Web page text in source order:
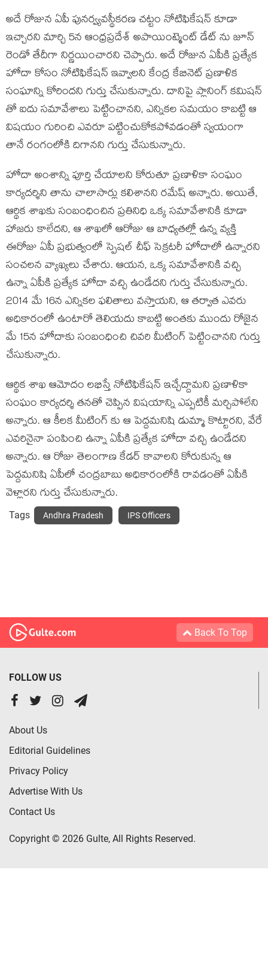
అదే రోజున ఏపీ పునర్వ్యవస్థీకరణ చట్టం నోటిఫికేషన్ కూడా
ఇచ్చారని మార్చి 5న ఆంధ్రప్రదేశ్ అపాయింట్మెంట్ డేట్ ను జూన్
రెండో తేదీగా నిర్ణయించారని చెప్పారు. అదే రోజున ఏపీకి ప్రత్యేక
హోదా కోసం నోటిఫికేషన్ ఇవ్వాలని కేంద్ర కేబినెట్ ప్రణాళిక
సంఘాన్ని కోరిందని గుర్తు చేసుకున్నారు. దానిపై ప్లానింగ్ కమిషన్
తో ఐదు సమావేశాలు పెట్టించానని, ఎన్నికల సమయం కాబట్టి ఆ
విషయం గురించి ఎవరూ పట్టించుకోకపోవడంతో స్వయంగా
తానే రంగంలోకి దిగానని గుర్తు చేసుకున్నారు.
హోదా అంశాన్ని పూర్తి చేయాలని కోరుతూ ప్రణాళికా సంఘం
కార్యదర్శిని తాను చాలాసార్లు కలిశానని రమేష్ అన్నారు. అయితే,
ఆర్థిక శాఖకు సంబంధించిన ప్రతినిధి ఒక్క సమావేశానికి కూడా
హాజరు కాలేదని, ఆ శాఖలో ఆరోజు ఆ బాధ్యతల్లో ఉన్న వ్యక్తి
ఈరోజు ఏపీ ప్రభుత్వంలో స్పెషల్ చీఫ్ సెక్రటరీ హోదాలో ఉన్నారని
సంచలన వ్యాఖ్యలు చేశారు. ఆయన, ఒక్క సమావేశానికి వచ్చి
ఉన్నా ఏపీకి ప్రత్యేక హోదా వచ్చి ఉండేదని గుర్తు చేసుకున్నారు.
2014 మే 16న ఎన్నికల ఫలితాలు వస్తాయని, ఆ తర్వాత ఎవరు
అధికారంలో ఉంటారో తెలియదు కాబట్టి అంతకు ముందు రోజైన
మే 15న హోదాకు సంబంధించి చివరి మీటింగ్ పెట్టించానని గుర్తు
చేసుకున్నారు.
ఆర్థిక శాఖ ఆమోదం లభిస్తే నోటిఫికేషన్ ఇచ్చేద్దామని ప్రణాళికా
సంఘం కార్యదర్శి తనతో చెప్పిన విషయాన్ని ఎప్పటికీ మర్చిపోలేని
అన్నారు. ఆ కీలక మీటింగ్ కు ఆ పెద్దమనిషి డుమ్మా కొట్టారని, వేరే
ఎవరినైనా పంపించి ఉన్నా ఏపీకి ప్రత్యేక హోదా వచ్చి ఉండేదని
అన్నారు. ఆ రోజు తెలంగాణ కేడర్ కావాలని కోరుకున్న ఆ
పెద్దమనిషి ఏపీలో చంద్రబాబు అధికారంలోకి రావడంతో ఏపీకి
వెళ్లారని గుర్తు చేసుకున్నారు.
Tags Andhra Pradesh IPS Officers
Back To Top
FOLLOW US
About Us
Editorial Guidelines
Privacy Policy
Advertise With Us
Contact Us
Copyright © 2026 Gulte, All Rights Reserved.